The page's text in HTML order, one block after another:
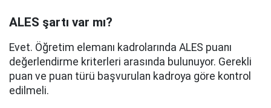
ALES şartı var mı?
Evet. Öğretim elemanı kadrolarında ALES puanı
değerlendirme kriterleri arasında bulunuyor. Gerekli
puan ve puan türü başvurulan kadroya göre kontrol
edilmeli.